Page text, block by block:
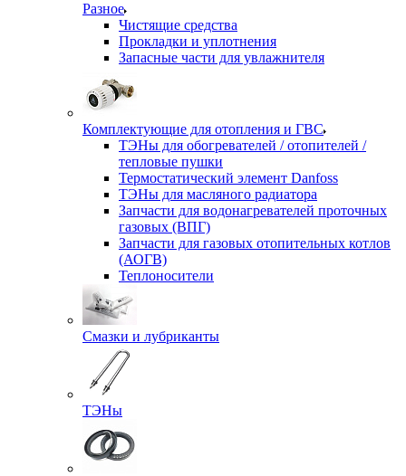
Разное
Чистящие средства
Прокладки и уплотнения
Запасные части для увлажнителя
Комплектующие для отопления и ГВС
ТЭНы для обогревателей / отопителей /
тепловые пушки
Термостатический элемент Danfoss
ТЭНы для масляного радиатора
Запчасти для водонагревателей проточных
газовых (ВПГ)
Запчасти для газовых отопительных котлов
(АОГВ)
Теплоносители
Смазки и лубриканты
ТЭНы